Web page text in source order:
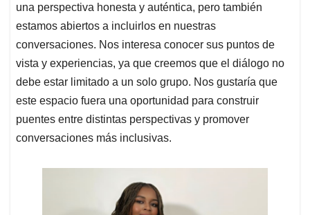
una perspectiva honesta y auténtica, pero también
estamos abiertos a incluirlos en nuestras
conversaciones. Nos interesa conocer sus puntos de
vista y experiencias, ya que creemos que el diálogo no
debe estar limitado a un solo grupo. Nos gustaría que
este espacio fuera una oportunidad para construir
puentes entre distintas perspectivas y promover
conversaciones más inclusivas.